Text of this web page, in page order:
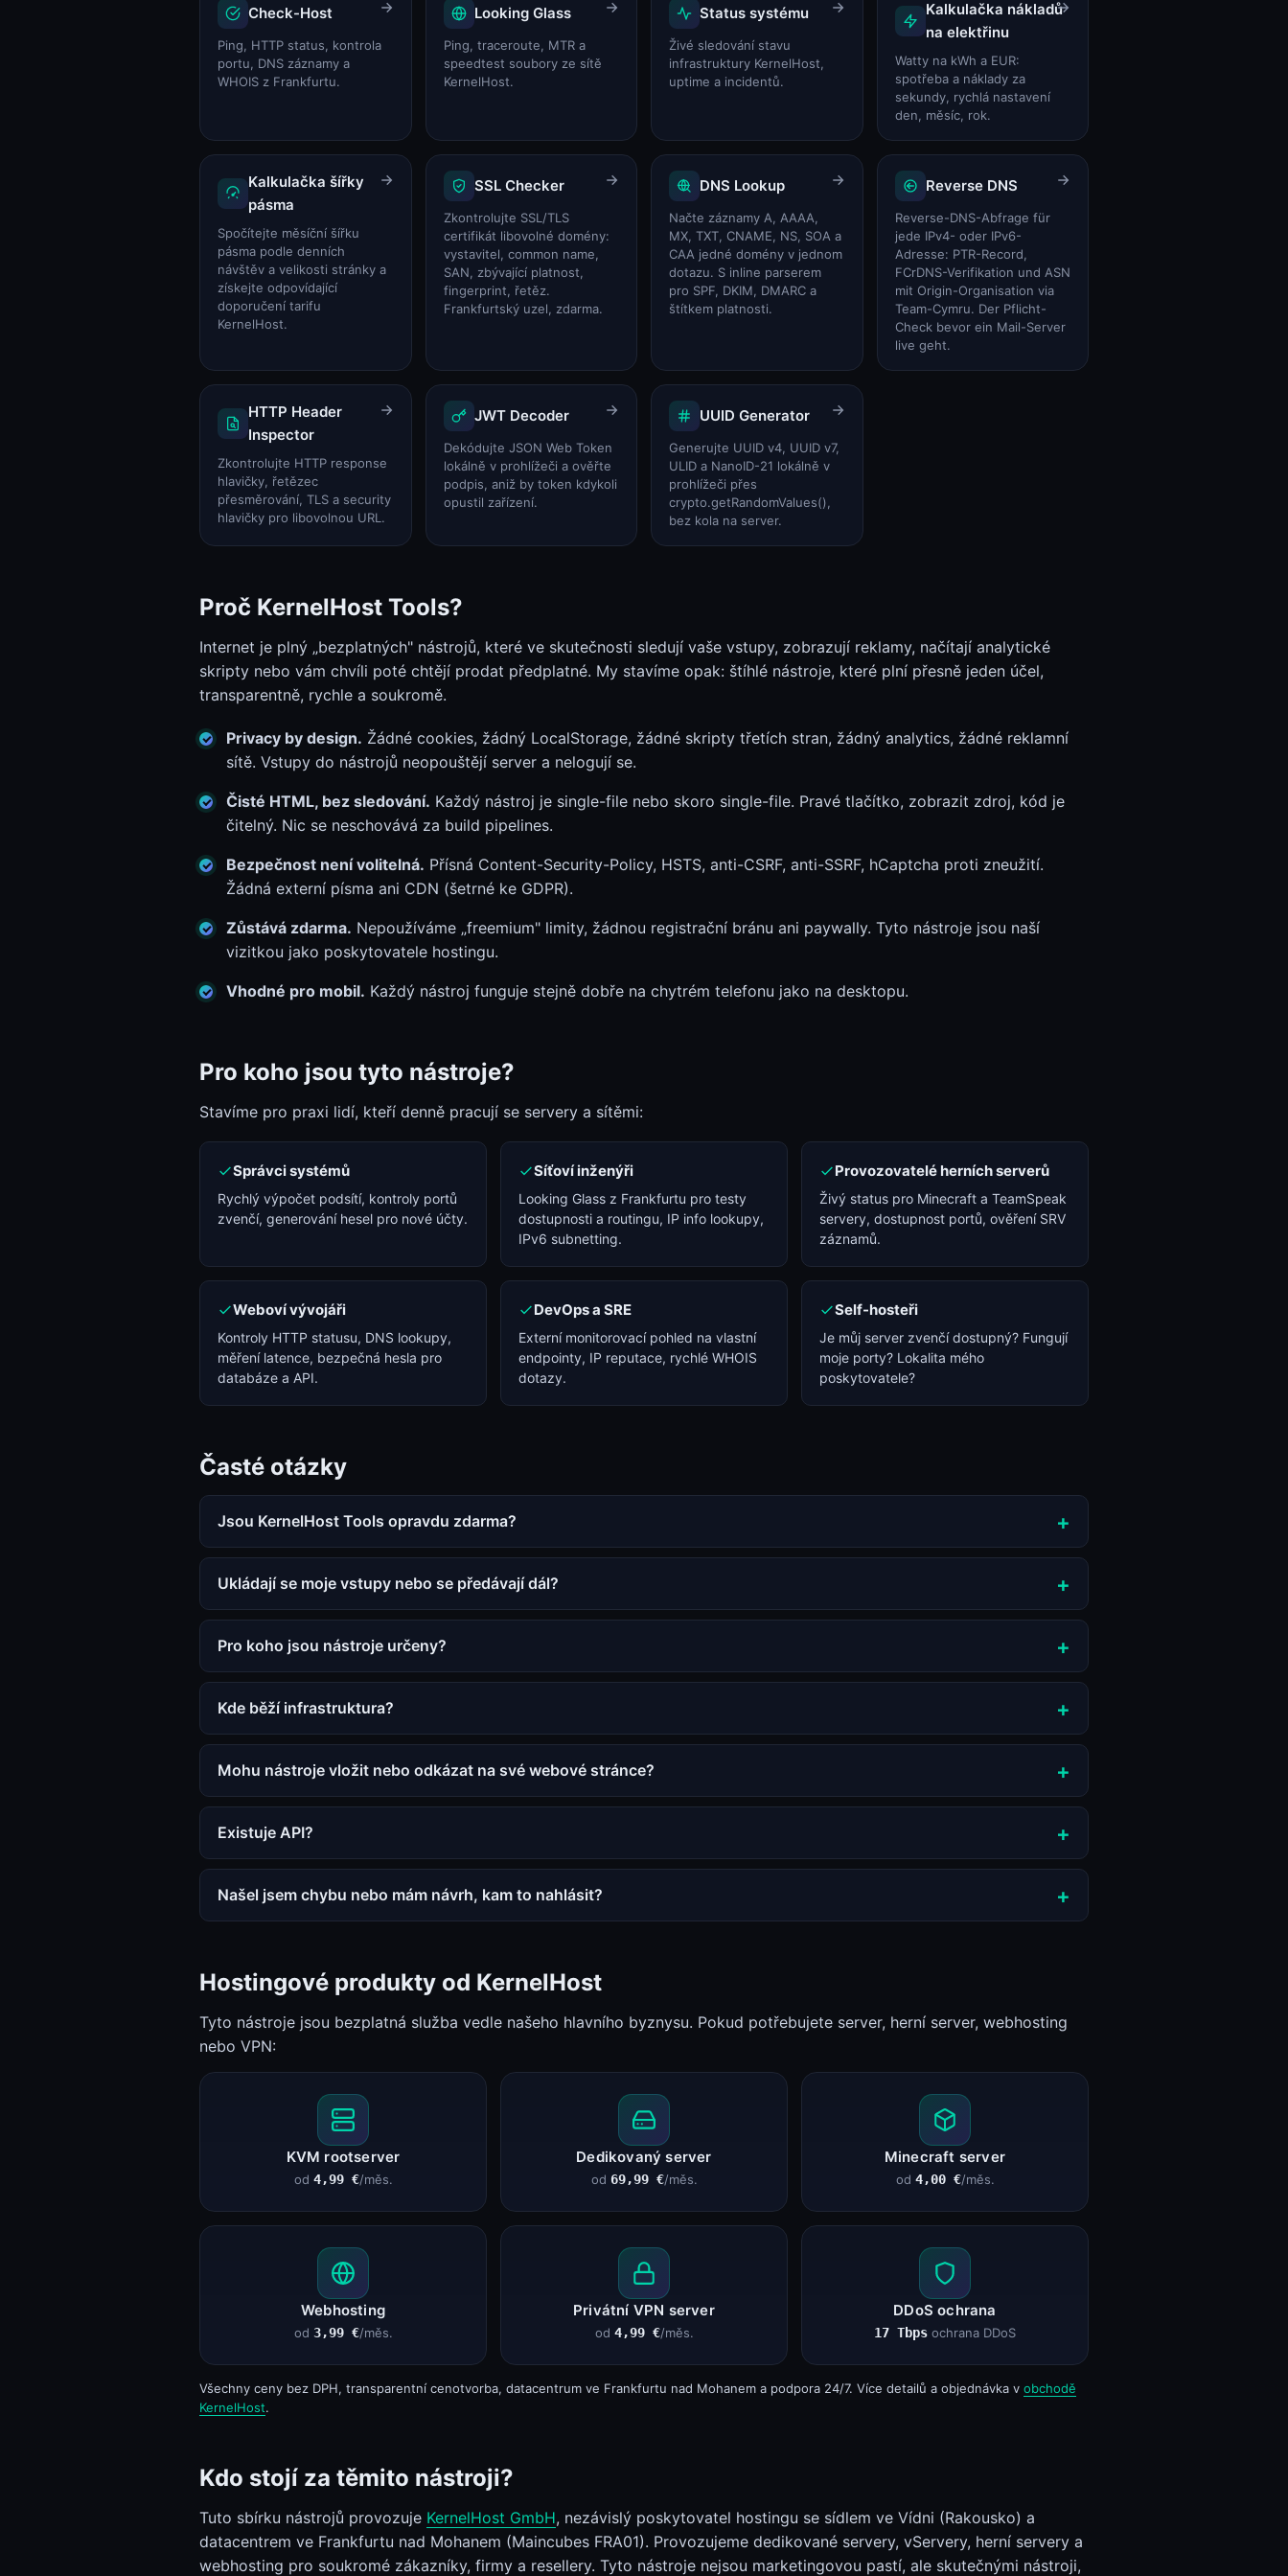
Kalkulačka nákladů na elektřinu
Check-Host
Ping, HTTP status, kontrola
portu, DNS záznamy a
WHOIS z Frankfurtu.
Looking Glass
Ping, traceroute, MTR a
speedtest soubory ze sítě
KernelHost.
Status systému
Živé sledování stavu
infrastruktury KernelHost,
uptime a incidentů.
Kalkulačka nákladů
na elektřinu
Watty na kWh a EUR:
spotřeba a náklady za
sekundy, rychlá nastavení
den, měsíc, rok.
Kalkulačka šířky
pásma
Spočítejte měsíční šířku
pásma podle denních
návštěv a velikosti stránky a
získejte odpovídající
doporučení tarifu
KernelHost.
SSL Checker
Zkontrolujte SSL/TLS
certifikát libovolné domény:
vystavitel, common name,
SAN, zbývající platnost,
fingerprint, řetěz.
Frankfurtský uzel, zdarma.
DNS Lookup
Načte záznamy A, AAAA,
MX, TXT, CNAME, NS, SOA a
CAA jedné domény v jednom
dotazu. S inline parserem
pro SPF, DKIM, DMARC a
štítkem platnosti.
Reverse DNS
Reverse-DNS-Abfrage für
jede IPv4- oder IPv6-
Adresse: PTR-Record,
FCrDNS-Verifikation und ASN
mit Origin-Organisation via
Team-Cymru. Der Pflicht-
Check bevor ein Mail-Server
live geht.
HTTP Header
Inspector
Zkontrolujte HTTP response
hlavičky, řetězec
přesměrování, TLS a security
hlavičky pro libovolnou URL.
JWT Decoder
Dekódujte JSON Web Token
lokálně v prohlížeči a ověřte
podpis, aniž by token kdykoli
opustil zařízení.
UUID Generator
Generujte UUID v4, UUID v7,
ULID a NanoID-21 lokálně v
prohlížeči přes
crypto.getRandomValues(),
bez kola na server.
Proč KernelHost Tools?
Internet je plný „bezplatných" nástrojů, které ve skutečnosti sledují vaše vstupy, zobrazují reklamy, načítají analytické
skripty nebo vám chvíli poté chtějí prodat předplatné. My stavíme opak: štíhlé nástroje, které plní přesně jeden účel,
transparentně, rychle a soukromě.
Privacy by design. Žádné cookies, žádný LocalStorage, žádné skripty třetích stran, žádný analytics, žádné reklamní
sítě. Vstupy do nástrojů neopouštějí server a nelogují se.
Čisté HTML, bez sledování. Každý nástroj je single-file nebo skoro single-file. Pravé tlačítko, zobrazit zdroj, kód je
čitelný. Nic se neschovává za build pipelines.
Bezpečnost není volitelná. Přísná Content-Security-Policy, HSTS, anti-CSRF, anti-SSRF, hCaptcha proti zneužití.
Žádná externí písma ani CDN (šetrné ke GDPR).
Zůstává zdarma. Nepoužíváme „freemium" limity, žádnou registrační bránu ani paywally. Tyto nástroje jsou naší
vizitkou jako poskytovatele hostingu.
Vhodné pro mobil. Každý nástroj funguje stejně dobře na chytrém telefonu jako na desktopu.
Pro koho jsou tyto nástroje?
Stavíme pro praxi lidí, kteří denně pracují se servery a sítěmi:
Správci systémů
Rychlý výpočet podsítí, kontroly portů
zvenčí, generování hesel pro nové účty.
Síťoví inženýři
Looking Glass z Frankfurtu pro testy
dostupnosti a routingu, IP info lookupy,
IPv6 subnetting.
Provozovatelé herních serverů
Živý status pro Minecraft a TeamSpeak
servery, dostupnost portů, ověření SRV
záznamů.
Weboví vývojáři
Kontroly HTTP statusu, DNS lookupy,
měření latence, bezpečná hesla pro
databáze a API.
DevOps a SRE
Externí monitorovací pohled na vlastní
endpointy, IP reputace, rychlé WHOIS
dotazy.
Self-hosteři
Je můj server zvenčí dostupný? Fungují
moje porty? Lokalita mého
poskytovatele?
Časté otázky
Jsou KernelHost Tools opravdu zdarma?
Ukládají se moje vstupy nebo se předávají dál?
Pro koho jsou nástroje určeny?
Kde běží infrastruktura?
Mohu nástroje vložit nebo odkázat na své webové stránce?
Existuje API?
Našel jsem chybu nebo mám návrh, kam to nahlásit?
Hostingové produkty od KernelHost
Tyto nástroje jsou bezplatná služba vedle našeho hlavního byznysu. Pokud potřebujete server, herní server, webhosting
nebo VPN:
KVM rootserver
od 4,99 €/měs.
Dedikovaný server
od 69,99 €/měs.
Minecraft server
od 4,00 €/měs.
Webhosting
od 3,99 €/měs.
Privátní VPN server
od 4,99 €/měs.
DDoS ochrana
17 Tbps ochrana DDoS
Všechny ceny bez DPH, transparentní cenotvorba, datacentrum ve Frankfurtu nad Mohanem a podpora 24/7. Více detailů a objednávka v obchodě
KernelHost.
Kdo stojí za těmito nástroji?
Tuto sbírku nástrojů provozuje KernelHost GmbH, nezávislý poskytovatel hostingu se sídlem ve Vídni (Rakousko) a
datacentrem ve Frankfurtu nad Mohanem (Maincubes FRA01). Provozujeme dedikované servery, vServery, herní servery a
webhosting pro soukromé zákazníky, firmy a resellery. Tyto nástroje nejsou marketingovou pastí, ale skutečnými nástroji,